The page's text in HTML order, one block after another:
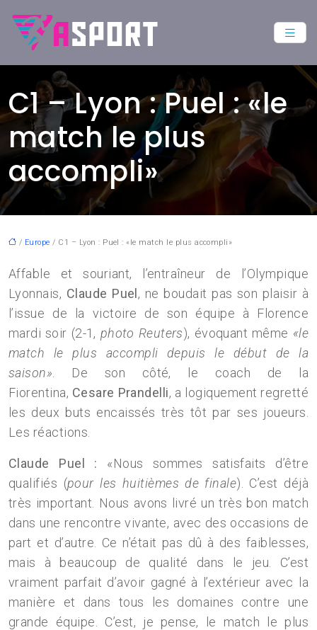
C1 – Lyon : Puel : «le
match le plus
accompli»
/ Europe / C1 – Lyon : Puel : «le match le plus accompli»
Affable et souriant, l’entraîneur de l’Olympique
Lyonnais, Claude Puel , ne boudait pas son plaisir à
l’issue de la victoire de son équipe à Florence
mardi soir (2-1, photo Reuters), évoquant même «le
match le plus accompli depuis le début de la
saison» . De son côté, le coach de la
Fiorentina, Cesare Prandelli, a logiquement regretté
les deux buts encaissés très tôt par ses joueurs.
Les réactions.
Claude Puel : «Nous sommes satisfaits d’être
qualifiés (pour les huitièmes de finale). C’est déjà
très important. Nous avons livré un très bon match
dans une rencontre vivante, avec des occasions de
part et d’autre. Ce n’était pas dû à des faiblesses,
mais à beaucoup de qualité dans le jeu. C’est
vraiment parfait d’avoir gagné à l’extérieur avec la
manière et dans tous les domaines contre une
grande équipe. C’est, je pense, le match le plus